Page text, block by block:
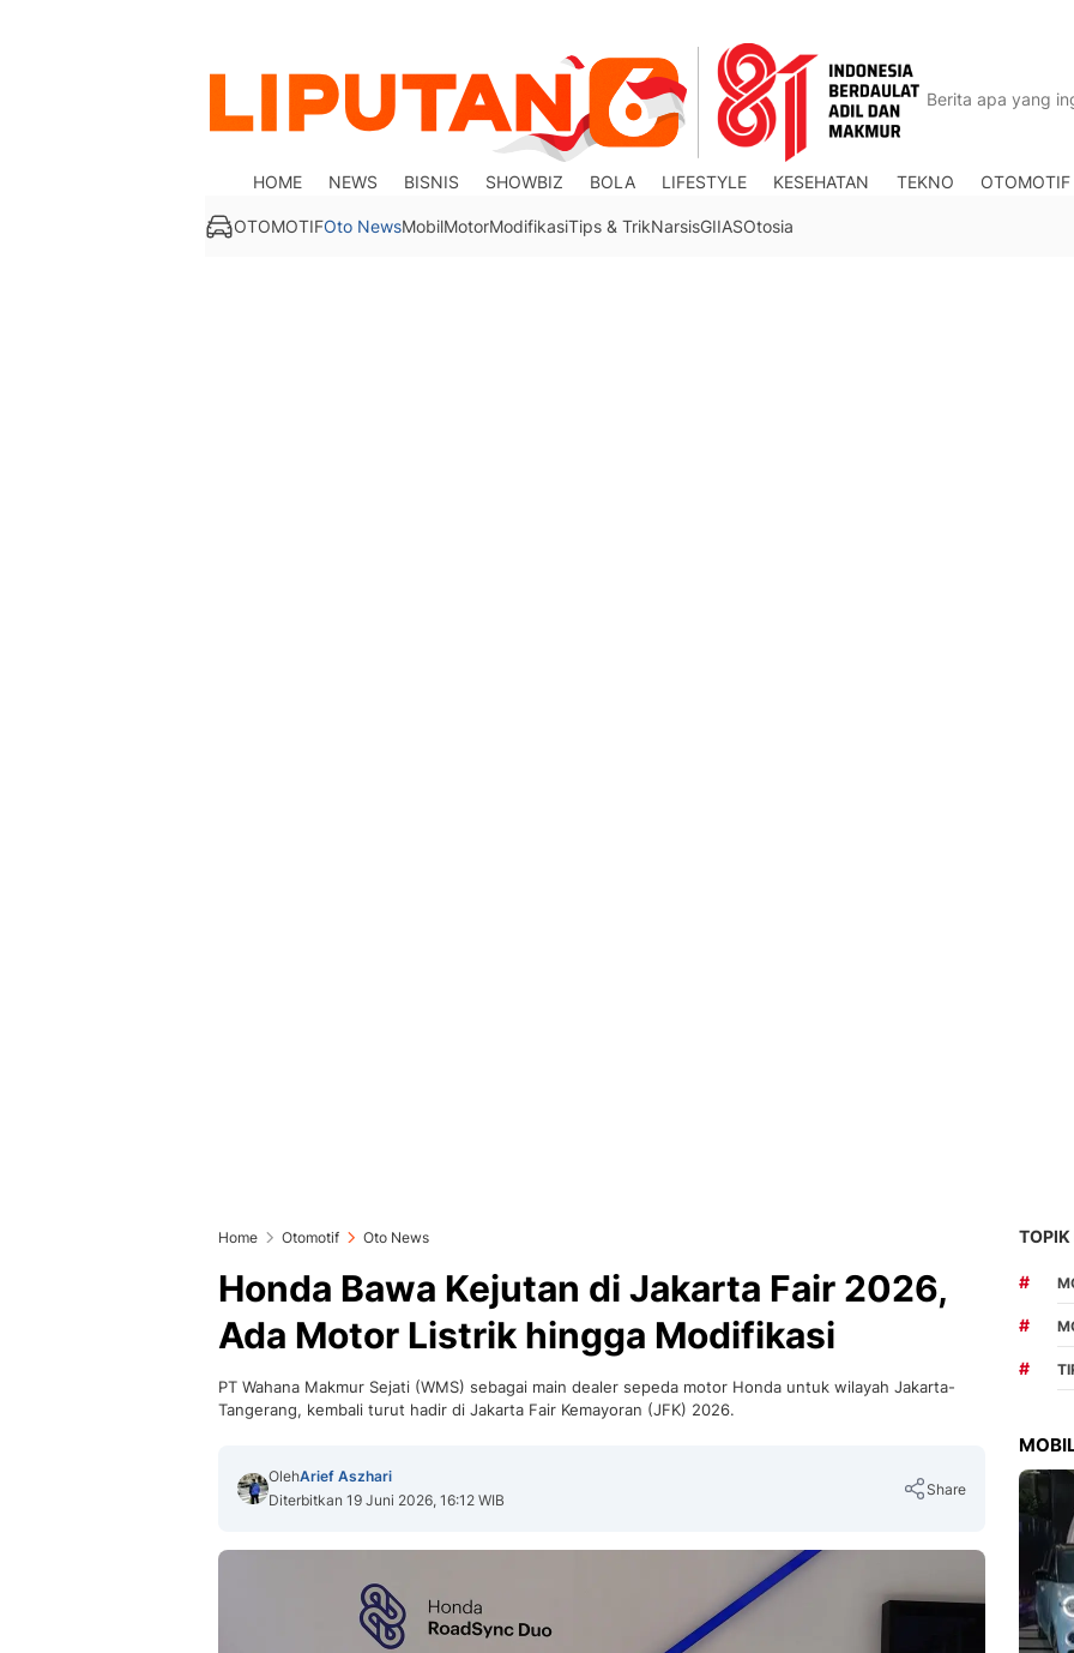
HOME NEWS BISNIS SHOWBIZ BOLA LIFESTYLE KESEHATAN TEKNO OTOMOTIF
OTOMOTIFOto NewsMobilMotorModifikasiTips & TrikNarsisGIIASOtosia
Home Otomotif Oto News
Honda Bawa Kejutan di Jakarta Fair 2026,
Ada Motor Listrik hingga Modifikasi
PT Wahana Makmur Sejati (WMS) sebagai main dealer sepeda motor Honda untuk wilayah Jakarta-
Tangerang, kembali turut hadir di Jakarta Fair Kemayoran (JFK) 2026.
OlehArief Aszhari
Diterbitkan 19 Juni 2026, 16:12 WIB
Share
TOPIK
#
#
#